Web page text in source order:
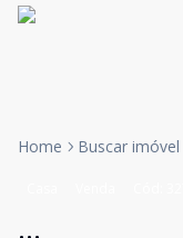
Home Buscar imóvel
...